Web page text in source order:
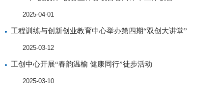
2025-04-01
工程训练与创新创业教育中心举办第四期“双创大讲堂”
2025-03-12
工创中心开展“春韵温榆 健康同行”徒步活动
2025-03-10